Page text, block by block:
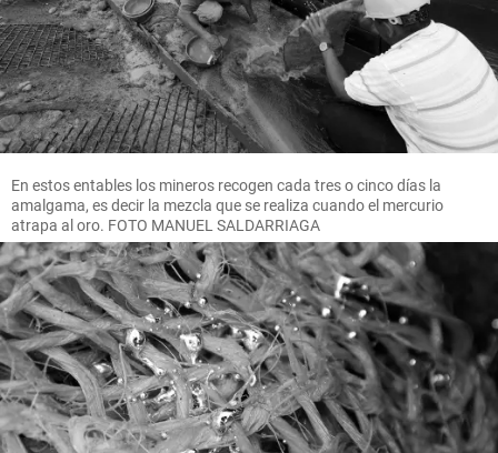
En estos entables los mineros recogen cada tres o cinco días la
amalgama, es decir la mezcla que se realiza cuando el mercurio
atrapa al oro. FOTO MANUEL SALDARRIAGA